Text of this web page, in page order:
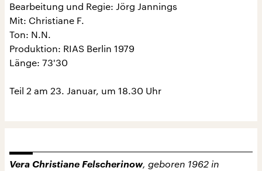
Bearbeitung und Regie: Jörg Jannings
Mit: Christiane F.
Ton: N.N.
Produktion: RIAS Berlin 1979
Länge: 73'30
Teil 2 am 23. Januar, um 18.30 Uhr
Vera Christiane Felscherinow, geboren 1962 in